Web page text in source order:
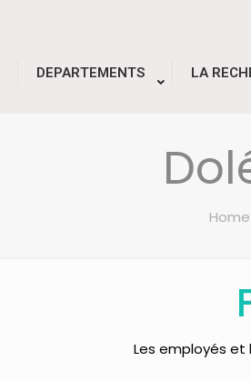
DEPARTEMENTS LA
Home
Les employés et